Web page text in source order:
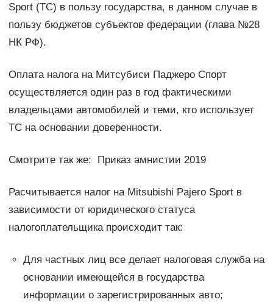
Sport (ТС) в пользу государства, в данном случае в
пользу бюджетов субъектов федерации (глава №28
НК РФ).
Оплата налога на Митсубиси Паджеро Спорт
осуществляется один раз в год фактическими
владельцами автомобилей и теми, кто использует
ТС на основании доверенности.
Смотрите так же: Приказ амнистии 2019
Расчитывается налог на Mitsubishi Pajero Sport в
зависимости от юридического статуса
налогоплательщика происходит так:
Для частных лиц все делает налоговая служба на
основании имеющейся в государства
информации о зарегистрированных авто;